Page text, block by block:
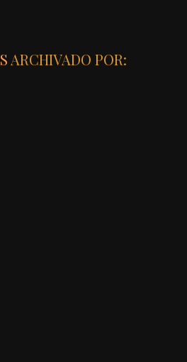
ARCHIVADO POR: